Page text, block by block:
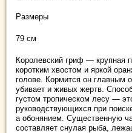
Размеры
79 см
Королевский гриф — крупная
коротким хвостом и яркой
голове. Кормится он главным
убивает и живых жертв.
густом тропическом лесу —
руководствующихся при
а обонянием. Существенную
составляет снулая рыба,